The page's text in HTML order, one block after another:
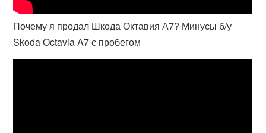
Почему я продал Шкода Октавия А7? Минусы б/у
Skoda Octavia A7 с пробегом